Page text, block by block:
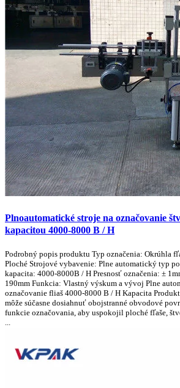
Plnoautomatické stroje na označovanie
kapacitou 4000-8000 B / H
Podrobný popis produktu Typ označenia: Okrúhla
Ploché Strojové vybavenie: Plne automatický typ
kapacita: 4000-8000B / H Presnosť označenia: ±
190mm Funkcia: Vlastný výskum a vývoj Plne
označovanie fliaš 4000-8000 B / H Kapacita
môže súčasne dosiahnuť obojstranné obvodové
funkcie označovania, aby uspokojil ploché fľaše,
...